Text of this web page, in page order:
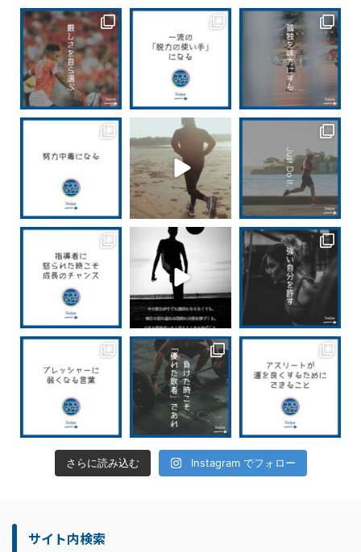
さらに読み込む Instagram でフォロー
サイト内検索